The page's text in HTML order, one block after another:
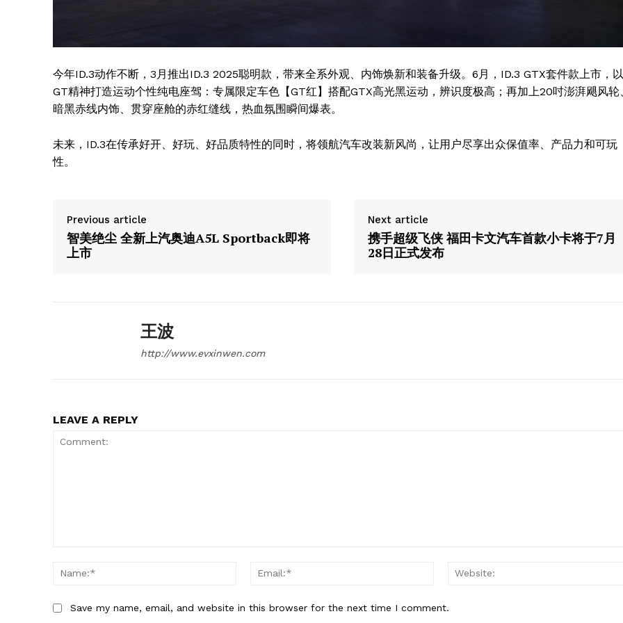
今年ID.3动作不断，3月推出ID.3 2025聪明款，带来全系外观、内饰焕新和装备升级。6月，ID.3 GTX套件款上市，以
GT精神打造运动个性纯电座驾：专属限定车色【GT红】搭配GTX高光黑运动，辨识度极高；再加上20吋澎湃飓风轮
暗黑赤线内饰、贯穿座舱的赤红缝线，热血氛围瞬间爆表。
未来，ID.3在传承好开、好玩、好品质特性的同时，将领航汽车改装新风尚，让用户尽享出众保值率、产品力和可玩
性。
Previous article
智美绝尘 全新上汽奥迪A5L Sportback即将
上市
Next article
携手超级飞侠 福田卡文汽车首款小卡将于7月
28日正式发布
王波
http://www.evxinwen.com
LEAVE A REPLY
Name:*
Email:*
Save my name, email, and website in this browser for the next time I comment.